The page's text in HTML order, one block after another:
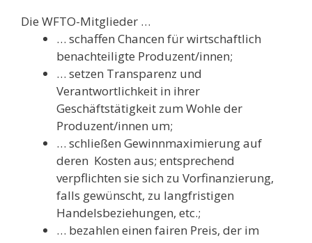
Die WFTO-Mitglieder …
… schaffen Chancen für wirtschaftlich
benachteiligte Produzent/innen;
… setzen Transparenz und
Verantwortlichkeit in ihrer
Geschäftstätigkeit zum Wohle der
Produzent/innen um;
… schließen Gewinnmaximierung auf
deren Kosten aus; entsprechend
verpflichten sie sich zu Vorfinanzierung,
falls gewünscht, zu langfristigen
Handelsbeziehungen, etc.;
… bezahlen einen fairen Preis, der im